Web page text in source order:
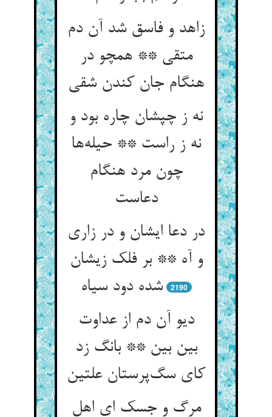
زاهد و فاسق شد آن دم
متقی ** همچو در
هنگام جان کندن شقی
نه ز چپشان چاره بود و
نه ز راست ** حیله‌ها
چون مرد هنگام
دعاست
در دعا ایشان و در زاری
و آه ** بر فلک زیشان
شده دود سیاه
2190
دیو آن دم از عداوت
بین بین ** بانگ زد
کای سگ‌پرستان علتین
مرگ و جسک ای اهل